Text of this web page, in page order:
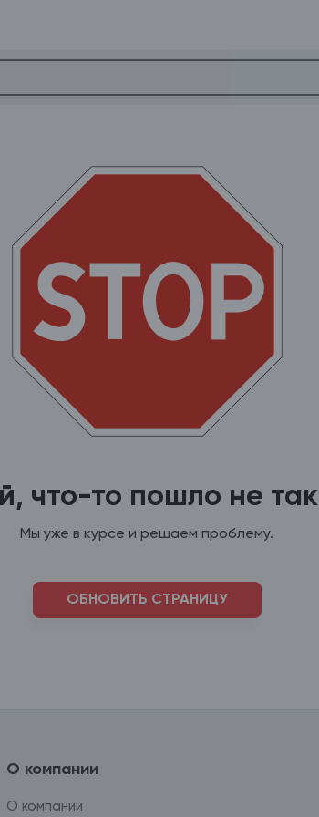
что-то пошло не так
Мы уже в курсе и решаем проблему.
ОБНОВИТЬ СТРАНИЦУ
О компании
О компании